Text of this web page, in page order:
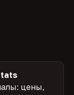
цены,